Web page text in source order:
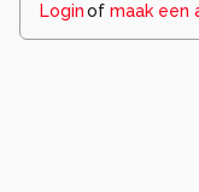
Loginof maak een